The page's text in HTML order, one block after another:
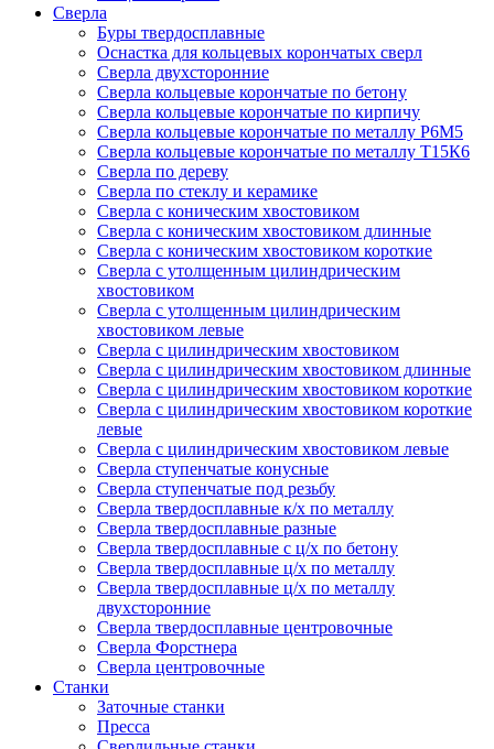
Сверла
Буры твердосплавные
Оснастка для кольцевых корончатых сверл
Сверла двухсторонние
Сверла кольцевые корончатые по бетону
Сверла кольцевые корончатые по кирпичу
Сверла кольцевые корончатые по металлу Р6М5
Сверла кольцевые корончатые по металлу Т15К6
Сверла по дереву
Сверла по стеклу и керамике
Сверла с коническим хвостовиком
Сверла с коническим хвостовиком длинные
Сверла с коническим хвостовиком короткие
Сверла с утолщенным цилиндрическим
хвостовиком
Сверла с утолщенным цилиндрическим
хвостовиком левые
Сверла с цилиндрическим хвостовиком
Сверла с цилиндрическим хвостовиком длинные
Сверла с цилиндрическим хвостовиком короткие
Сверла с цилиндрическим хвостовиком короткие
левые
Сверла с цилиндрическим хвостовиком левые
Сверла ступенчатые конусные
Сверла ступенчатые под резьбу
Сверла твердосплавные к/х по металлу
Сверла твердосплавные разные
Сверла твердосплавные с ц/х по бетону
Сверла твердосплавные ц/х по металлу
Сверла твердосплавные ц/х по металлу
двухсторонние
Сверла твердосплавные центровочные
Сверла Форстнера
Сверла центровочные
Станки
Заточные станки
Пресса